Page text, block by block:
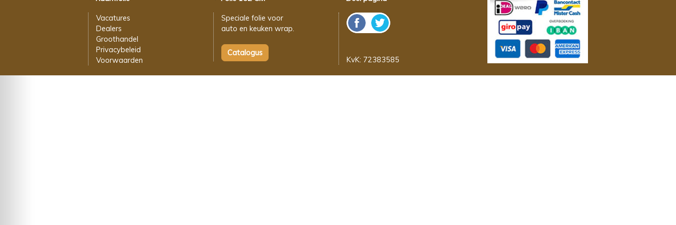
Vacatures
Dealers
Groothandel
Privacybeleid
Voorwaarden
Speciale folie voor
auto en keuken wrap.
KvK: 72383585